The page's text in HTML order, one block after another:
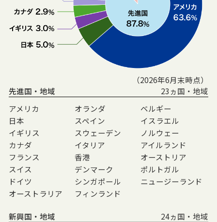
（2026年6月末時点）
先進国・地域
23ヵ国・地域
アメリカ
オランダ
ベルギー
日本
スペイン
イスラエル
イギリス
スウェーデン
ノルウェー
カナダ
イタリア
アイルランド
フランス
香港
オーストリア
スイス
デンマーク
ポルトガル
ドイツ
シンガポール
ニュージーランド
オーストラリア
フィンランド
新興国・地域
24ヵ国・地域